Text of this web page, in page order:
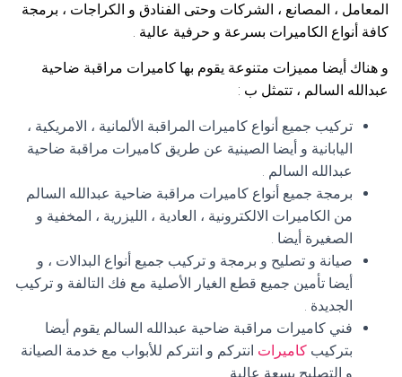
المعامل ، المصانع ، الشركات وحتى الفنادق و الكراجات ، برمجة
كافة أنواع الكاميرات بسرعة و حرفية عالية .
و هناك أيضا مميزات متنوعة يقوم بها كاميرات مراقبة ضاحية
عبدالله السالم ، تتمثل ب :
تركيب جميع أنواع كاميرات المراقبة الألمانية ، الامريكية ،
اليابانية و أيضا الصينية عن طريق كاميرات مراقبة ضاحية
عبدالله السالم .
برمجة جميع أنواع كاميرات مراقبة ضاحية عبدالله السالم
من الكاميرات الالكترونية ، العادية ، الليزرية ، المخفية و
الصغيرة أيضا .
صيانة و تصليح و برمجة و تركيب جميع أنواع البدالات ، و
أيضا تأمين جميع قطع الغيار الأصلية مع فك التالفة و تركيب
الجديدة .
فني كاميرات مراقبة ضاحية عبدالله السالم يقوم أيضا
بتركيب كاميرات انتركم و انتركم للأبواب مع خدمة الصيانة
و التصليح بسعة عالية .